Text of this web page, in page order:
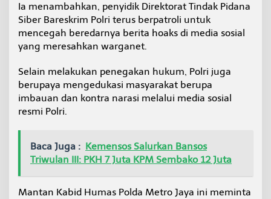
Ia menambahkan, penyidik Direktorat Tindak Pidana
Siber Bareskrim Polri terus berpatroli untuk
mencegah beredarnya berita hoaks di media sosial
yang meresahkan warganet.
Selain melakukan penegakan hukum, Polri juga
berupaya mengedukasi masyarakat berupa
imbauan dan kontra narasi melalui media sosial
resmi Polri.
Baca Juga : Kemensos Salurkan Bansos
Triwulan III: PKH 7 Juta KPM Sembako 12 Juta
Mantan Kabid Humas Polda Metro Jaya ini meminta